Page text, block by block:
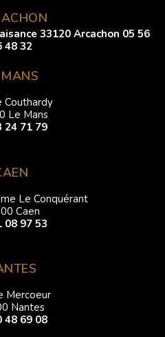
33120 Arcachon 05 56
48 32
Couthardy
Le Mans
24 71 79
Le Conquérant
Caen
08 97 53
Mercoeur
Nantes
48 69 08